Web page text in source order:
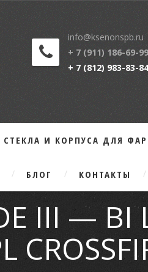
info@ksenonspb.ru
+ 7 (911) 186-69-99
+ 7 (812) 983-83-84
СТЕКЛА И КОРПУСА ДЛЯ ФАР
БЛОГ КОНТАКТЫ
III — BI